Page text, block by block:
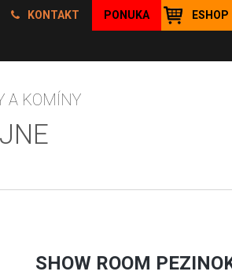
KONTAKT PONUKA ESHOP
A KOMÍNY
SHOW ROOM